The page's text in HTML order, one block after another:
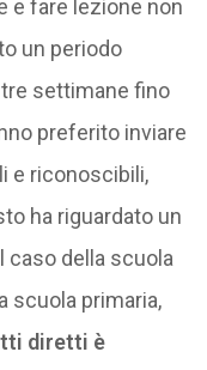
e fare lezione non
un periodo
tre settimane fino
preferito inviare
e riconoscibili,
ha riguardato un
caso della scuola
scuola primaria,
diretti è